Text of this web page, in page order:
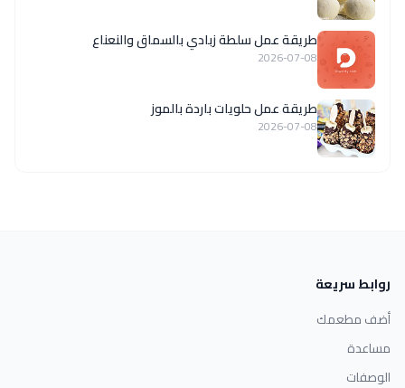
طريقة عمل سلطة زبادي بالسماق والنعناع
2026-07-08
طريقة عمل حلويات باردة بالموز
2026-07-08
روابط سريعة
أضف مطعمك
مساعدة
الوصفات